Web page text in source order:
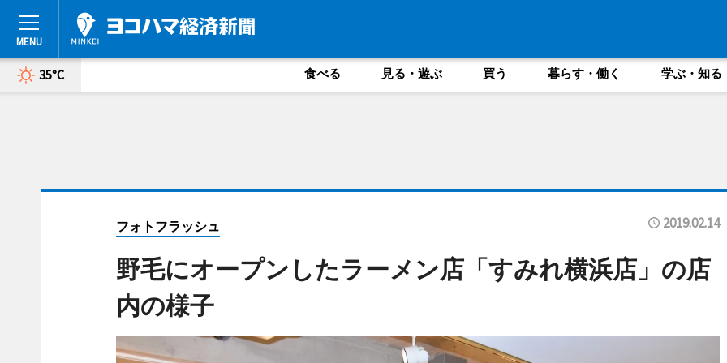
35°C 食べる 見る・遊ぶ 買う 暮らす・働く 学ぶ・知る
フォトフラッシュ 2019.02.14
野毛にオープンしたラーメン店「すみれ横浜店」の店
内の様子